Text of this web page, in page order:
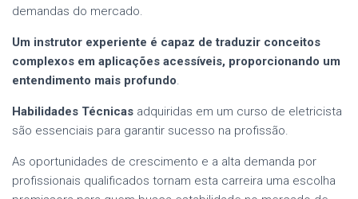
demandas do mercado.
Um instrutor experiente é capaz de traduzir conceitos
complexos em aplicações acessíveis, proporcionando um
entendimento mais profundo.
Habilidades Técnicas adquiridas em um curso de eletricista
são essenciais para garantir sucesso na profissão.
As oportunidades de crescimento e a alta demanda por
profissionais qualificados tornam esta carreira uma escolha